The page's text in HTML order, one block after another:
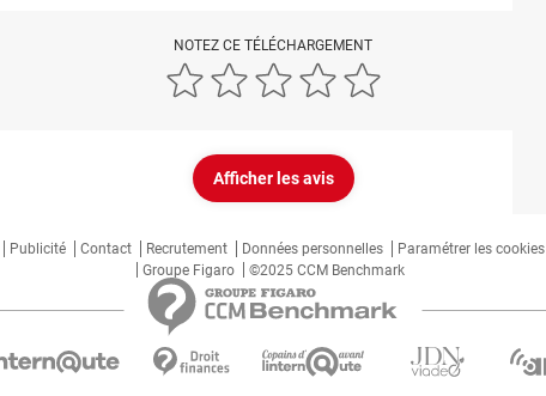
NOTEZ CE TÉLÉCHARGEMENT
Afficher les avis
Publicité Contact Recrutement Données personnelles Paramétrer les cookies
Groupe Figaro
©2025 CCM Benchmark